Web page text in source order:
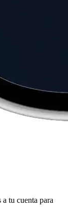
tu cuenta para